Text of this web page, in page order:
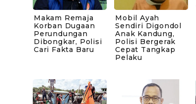
Makam Remaja
Korban Dugaan
Perundungan
Dibongkar, Polisi
Cari Fakta Baru
Mobil Ayah
Sendiri Digondol
Anak Kandung,
Polisi Bergerak
Cepat Tangkap
Pelaku